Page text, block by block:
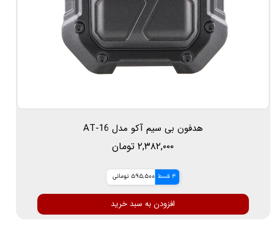
هدفون بی سیم آکو مدل AT-16
۲,۳۸۲,۰۰۰ تومان
4 قسط 595,500 تومانی
افزودن به سبد خرید